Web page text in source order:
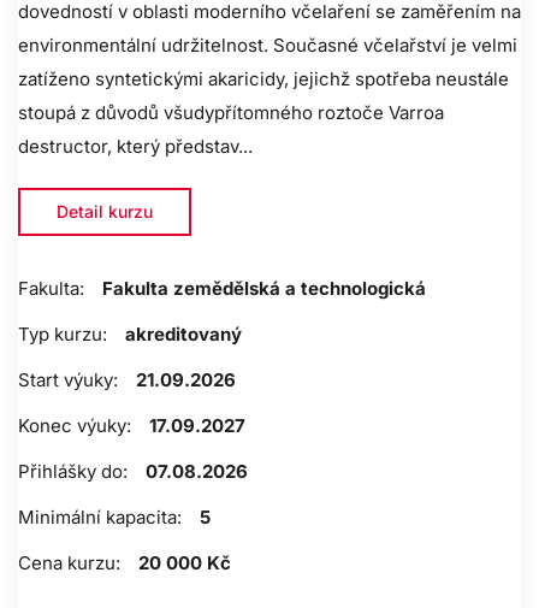
dovedností v oblasti moderního včelaření se zaměřením na
environmentální udržitelnost. Současné včelařství je velmi
zatíženo syntetickými akaricidy, jejichž spotřeba neustále
stoupá z důvodů všudypřítomného roztoče Varroa
destructor, který představ...
Detail kurzu
Fakulta:
Fakulta zemědělská a technologická
Typ kurzu:
akreditovaný
Start výuky:
21.09.2026
Konec výuky:
17.09.2027
Přihlášky do:
07.08.2026
Minimální kapacita:
5
Cena kurzu:
20 000 Kč